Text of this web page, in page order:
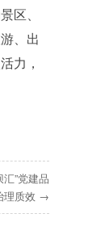
区、
、出
力，
”党建品
理质效 →